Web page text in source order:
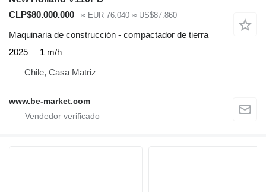
CLP$80.000.000
≈ EUR 76.040 ≈ US$87.860
Maquinaria de construcción - compactador de tierra
2025
1 m/h
Chile, Casa Matriz
www.be-market.com